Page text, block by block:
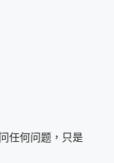
任何问题，只是